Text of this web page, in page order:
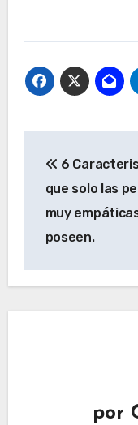
de
entradas
6
que solo las
muy
poseen.
por